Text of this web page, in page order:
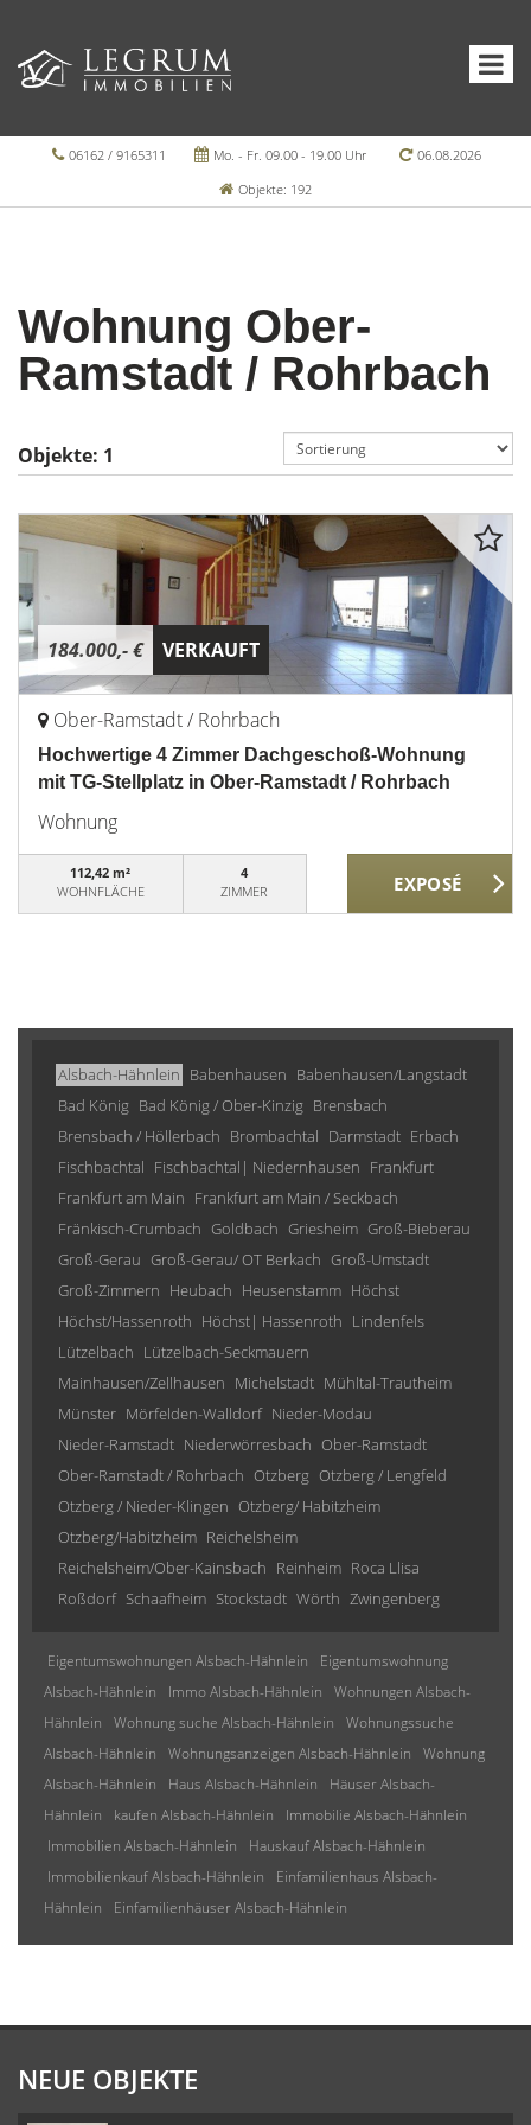
06162 / 9165311 Mo. - Fr. 09.00 - 19.00 Uhr
06.08.2026
Objekte: 192
Wohnung Ober-
Ramstadt / Rohrbach
Objekte: 1
184.000,- € VERKAUFT
Ober-Ramstadt / Rohrbach
Hochwertige 4 Zimmer Dachgeschoß-Wohnung
mit TG-Stellplatz in Ober-Ramstadt / Rohrbach
Wohnung
112,42 m²
WOHNFLÄCHE
4
ZIMMER
Alsbach-Hähnlein Babenhausen Babenhausen/Langstadt
Bad König Bad König / Ober-Kinzig Brensbach
Brensbach / Höllerbach Brombachtal Darmstadt Erbach
Fischbachtal Fischbachtal| Niedernhausen Frankfurt
Frankfurt am Main Frankfurt am Main / Seckbach
Fränkisch-Crumbach Goldbach Griesheim Groß-Bieberau
Groß-Gerau Groß-Gerau/ OT Berkach Groß-Umstadt
Groß-Zimmern Heubach Heusenstamm Höchst
Höchst/Hassenroth Höchst| Hassenroth Lindenfels
Lützelbach Lützelbach-Seckmauern
Mainhausen/Zellhausen Michelstadt Mühltal-Trautheim
Münster Mörfelden-Walldorf Nieder-Modau
Nieder-Ramstadt Niederwörresbach Ober-Ramstadt
Ober-Ramstadt / Rohrbach Otzberg Otzberg / Lengfeld
Otzberg / Nieder-Klingen Otzberg/ Habitzheim
Otzberg/Habitzheim Reichelsheim
Reichelsheim/Ober-Kainsbach Reinheim Roca Llisa
Roßdorf Schaafheim Stockstadt Wörth Zwingenberg
Eigentumswohnungen Alsbach-Hähnlein
Eigentumswohnung
Alsbach-Hähnlein
Immo Alsbach-Hähnlein
Wohnungen Alsbach-
Hähnlein
Wohnung suche Alsbach-Hähnlein
Wohnungssuche
Alsbach-Hähnlein
Wohnungsanzeigen Alsbach-Hähnlein
Wohnung
Alsbach-Hähnlein
Haus Alsbach-Hähnlein
Häuser Alsbach-
Hähnlein
kaufen Alsbach-Hähnlein
Immobilie Alsbach-Hähnlein
Immobilien Alsbach-Hähnlein
Hauskauf Alsbach-Hähnlein
Immobilienkauf Alsbach-Hähnlein
Einfamilienhaus Alsbach-
Hähnlein
Einfamilienhäuser Alsbach-Hähnlein
NEUE OBJEKTE